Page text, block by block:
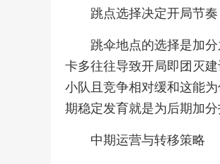
跳点选择决定开局节奏
跳伞地点的选择是加
卡多往往导致开局即团灭
小队且竞争相对缓和这能
期稳定发育就是为后期加
中期运营与转移策略